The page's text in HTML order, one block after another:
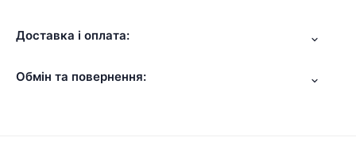
Доставка і оплата:
Обмін та повернення: